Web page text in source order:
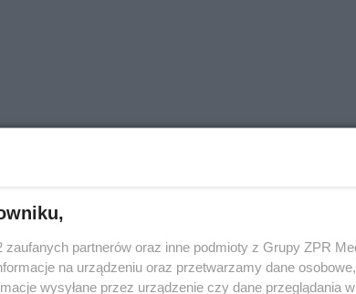
zaufanych partnerów oraz inne podmioty z Grupy ZPR
na urządzeniu oraz przetwarzamy dane
wysyłane przez urządzenie czy dane przeglądania